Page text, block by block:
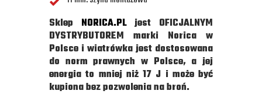
Sklep NORICA.PLjest OFICJALNYM
DYSTRYBUTOREM marki Norica w
Polsce i wiatrówka jest dostosowana
do norm prawnych w Polsce, a jej
energia to mniej niż 17 J i może być
kupiona bez pozwolenia na broń.